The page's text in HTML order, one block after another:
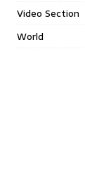
Video Section
World